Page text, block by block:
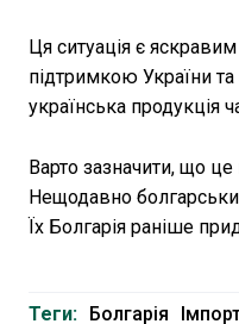
Ця ситуація є
підтримкою України
українська продукція
Варто зазначити, що
Нещодавно
Їх Болгарія раніше
Теги: Болгарія